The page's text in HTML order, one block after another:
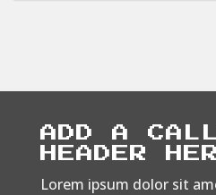
ADD A
HEADER
Lorem ipsum dolor sit